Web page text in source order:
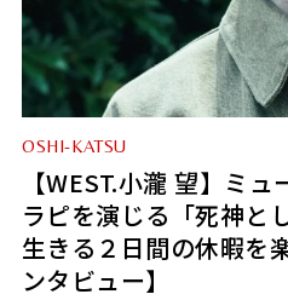
OSHI-KATSU
【WEST.小瀧 望】ミ
ラピを演じる「死神と
生きる２日間の休暇を
ンタビュー】